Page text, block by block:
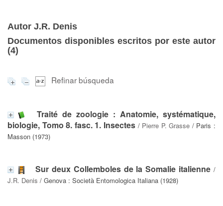
Autor J.R. Denis
Documentos disponibles escritos por este autor
(4)
Refinar búsqueda
Traité de zoologie : Anatomie, systématique,
biologie, Tomo 8. fasc. 1. Insectes/ Pierre P. Grasse / Paris :
Masson (1973)
Sur deux Collemboles de la Somalie italienne /
J.R. Denis / Genova : Società Entomologica Italiana (1928)